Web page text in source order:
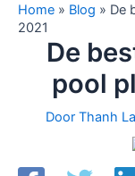
Home » Blog » De
2021
De
pool
Door Thanh